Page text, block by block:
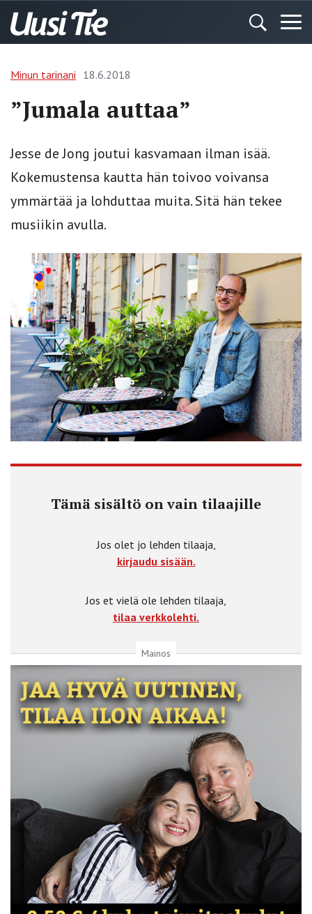
Minun tarinani 18.6.2018
”Jumala auttaa”
Jesse de Jong joutui kasvamaan ilman isää.
Kokemustensa kautta hän toivoo voivansa
ymmärtää ja lohduttaa muita. Sitä hän tekee
musiikin avulla.
Tämä sisältö on vain tilaajille
Jos olet jo lehden tilaaja,
kirjaudu sisään.
Jos et vielä ole lehden tilaaja,
tilaa verkkolehti.
Mainos